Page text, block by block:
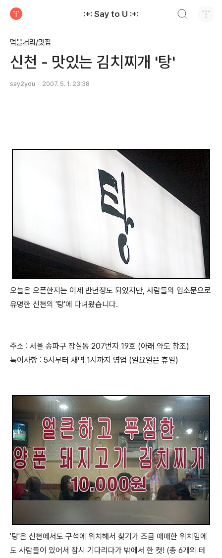
:+: Say to U :+:
먹을거리/맛집
신천 - 맛있는 김치찌개 '탕'
say2you 2007. 5. 1. 23:38
오늘은 오픈한지는 이제 반년정도 되었지만, 사람들의 입소문으로
유명한 신천의 '탕'에 다녀왔습니다.
주소 : 서울 송파구 잠실동 207번지 19호 (아래 약도 참조)
특이사항 : 5시부터 새벽 1시까지 영업 (일요일은 휴일)
'탕'은 신천에서도 구석에 위치해서 찾기가 조금 애매한 위치임에
도 사람들이 있어서 잠시 기다리다가 밖에서 한 컷! (총 6개의 테